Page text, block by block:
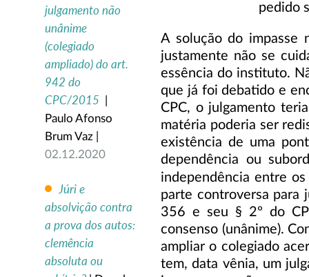
julgamento não
unânime
(colegiado
ampliado) do art.
942 do
CPC/2015
Paulo Afonso
Brum Vaz |
02.12.2020
Júri e
absolvição contra
a prova dos autos:
clemência
absoluta ou
pedido
A solução do impasse
justamente não se
essência do instituto.
que já foi debatido e
CPC, o julgamento
matéria poderia ser
existência de uma
dependência ou
independência entre
parte controversa para
356 e seu § 2º do
consenso (unânime).
ampliar o colegiado
tem, data vênia, um